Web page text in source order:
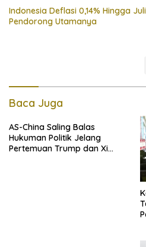
Indonesia Deflasi 0,14% Hingga
Pendorong Utamanya
Baca Juga
AS-China Saling Balas
Hukuman Politik Jelang
Pertemuan Trump dan Xi